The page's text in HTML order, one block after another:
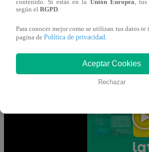
VIVO vía señal de Latina
contenido. Si estás en la Unión Europea, tus
según el RGPD.
Para conocer mejor como se utilizan tus datos te
pagina de Política de privacidad.
Aceptar Cookies
Rechazar